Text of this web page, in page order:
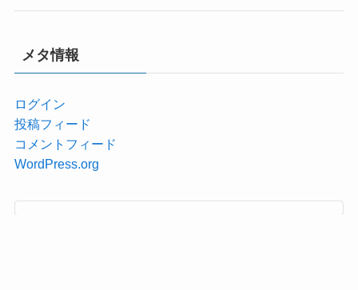
メタ情報
ログイン
投稿フィード
コメントフィード
WordPress.org